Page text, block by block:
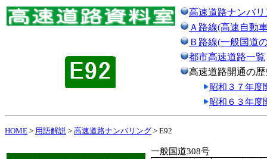
高速道路ナンバ
Ａ路線(高速自動
Ｂ路線(一般国道
都市高速道路一覧
高速道路開通の歴
昭和３７年度
昭和６３年度
HOME > 用語解説 > 高速道路ナンバリング > E92
一般国道308号